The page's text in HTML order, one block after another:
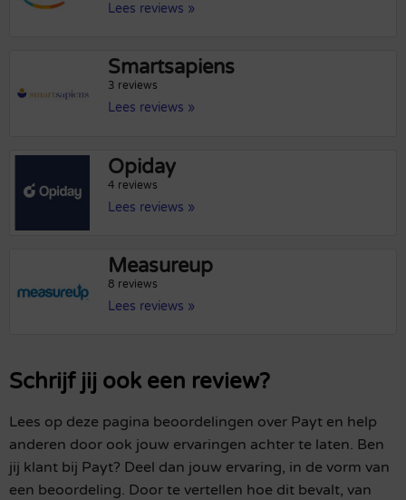
Lees reviews »
Smartsapiens
3 reviews
Lees reviews »
Opiday
4 reviews
Lees reviews »
Measureup
8 reviews
Lees reviews »
Schrijf jij ook een review?
Lees op deze pagina beoordelingen over Payt en help
anderen door ook jouw ervaringen achter te laten. Ben
jij klant bij Payt? Deel dan jouw ervaring, in de vorm van
een beoordeling. Door te vertellen hoe dit bevalt, van